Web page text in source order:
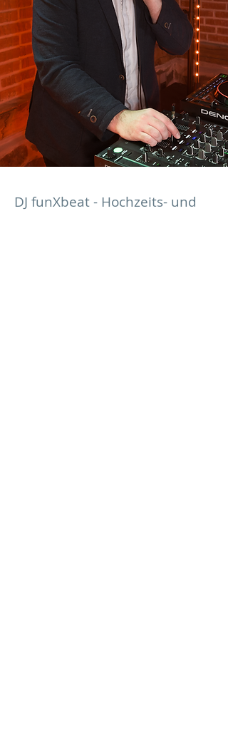
DJ funXbeat - Hochzeits- und